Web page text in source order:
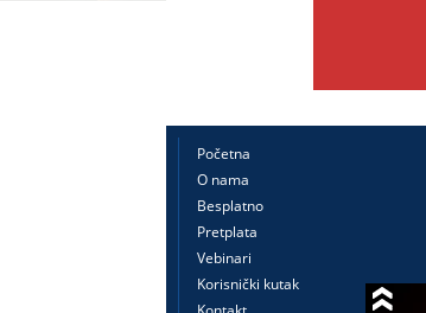
Početna
O nama
Besplatno
Pretplata
Vebinari
Korisnički kutak